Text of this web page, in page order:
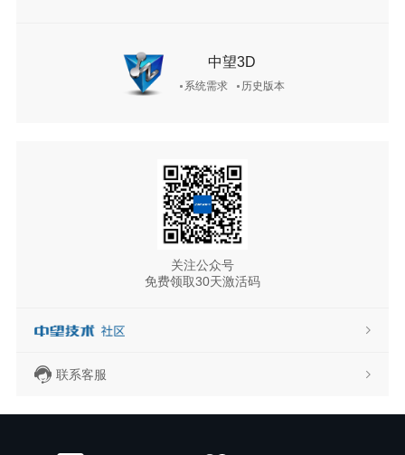
中望3D
系统需求 历史版本
关注公众号
免费领取30天激活码
联系客服